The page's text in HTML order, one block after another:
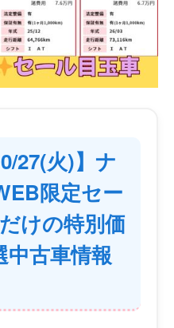
27(火)】ナ
限定セー
けの特別価
中古車情報